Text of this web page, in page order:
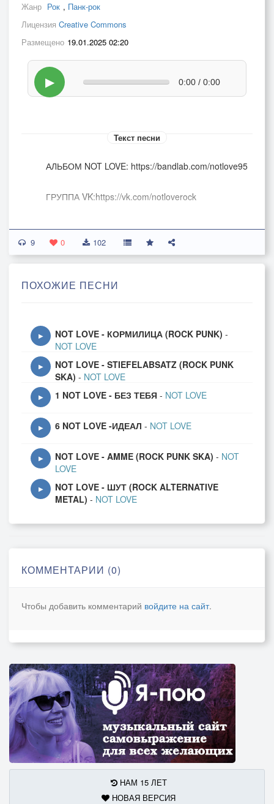
Жанр Рок , Панк-рок
Лицензия Creative Commons
Размещено 19.01.2025 02:20
▶ 0:00 / 0:00
Текст песни
АЛЬБОМ NOT LOVE: https://bandlab.com/notlove95
ГРУППА VK:https://vk.com/notloverock
ПОМОЩЬ ПРОЕКТУ ДОНАТ:
http://www.donationalerts.ru/r/dobryputnik
#notlove #music #rock
9 0 102
ПОХОЖИЕ ПЕСНИ
▶ NOT LOVE - КОРМИЛИЦА (ROCK PUNK) -
NOT LOVE
▶
NOT LOVE - STIEFELABSATZ (ROCK PUNK
SKA) - NOT LOVE
▶ 1 NOT LOVE - БЕЗ ТЕБЯ - NOT LOVE
▶ 6 NOT LOVE -ИДЕАЛ - NOT LOVE
▶ NOT LOVE - AMME (ROCK PUNK SKA) - NOT
LOVE
▶
NOT LOVE - ШУТ (ROCK ALTERNATIVE
METAL) - NOT LOVE
КОММЕНТАРИИ (0)
Чтобы добавить комментарий войдите на сайт.
НАМ 15 ЛЕТ
НОВАЯ ВЕРСИЯ